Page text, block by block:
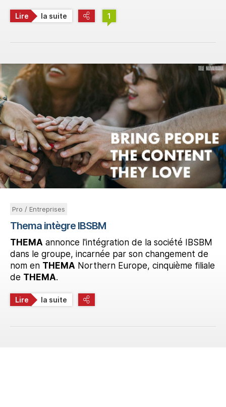
Lire la suite 1
Pro / Entreprises
Thema intègre IBSBM
THEMA annonce l'intégration de la société IBSBM
dans le groupe, incarnée par son changement de
nom en THEMA Northern Europe, cinquième filiale
de THEMA.
Lire la suite